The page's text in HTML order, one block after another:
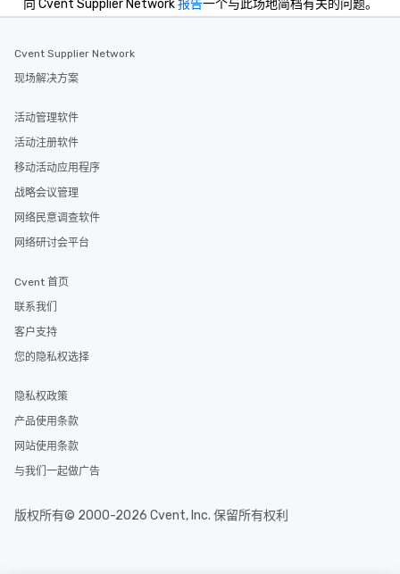
向 Cvent Supplier Network报告一个与此场地简档有关的问题。
Cvent Supplier Network
现场解决方案
活动管理软件
活动注册软件
移动活动应用程序
战略会议管理
网络民意调查软件
网络研讨会平台
Cvent 首页
联系我们
客户支持
您的隐私权选择
隐私权政策
产品使用条款
网站使用条款
与我们一起做广告
版权所有© 2000-2026 Cvent, Inc. 保留所有权利